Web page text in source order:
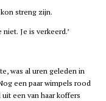
streng zijn.
Je is verkeerd.’
was al uren geleden in
een paar wimpels rood
een van haar koffers